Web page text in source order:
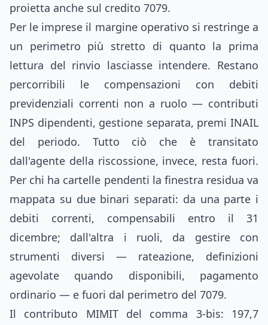
proietta anche sul credito 7079.
Per le imprese il margine operativo si restringe a
un perimetro più stretto di quanto la prima
lettura del rinvio lasciasse intendere. Restano
percorribili le compensazioni con debiti
previdenziali correnti non a ruolo — contributi
INPS dipendenti, gestione separata, premi INAIL
del periodo. Tutto ciò che è transitato
dall'agente della riscossione, invece, resta fuori.
Per chi ha cartelle pendenti la finestra residua va
mappata su due binari separati: da una parte i
debiti correnti, compensabili entro il 31
dicembre; dall'altra i ruoli, da gestire con
strumenti diversi — rateazione, definizioni
agevolate quando disponibili, pagamento
ordinario — e fuori dal perimetro del 7079.
Il contributo MIMIT del comma 3-bis: 197,7